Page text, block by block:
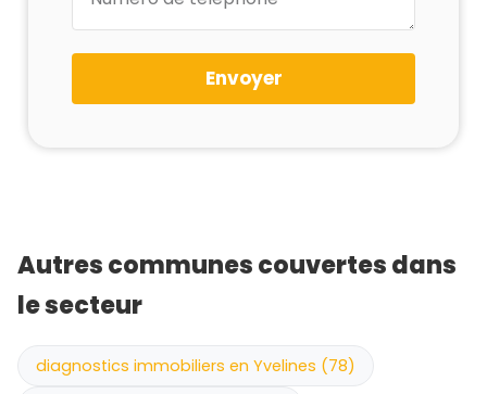
Envoyer
Autres communes couvertes dans
le secteur
diagnostics immobiliers en Yvelines (78)